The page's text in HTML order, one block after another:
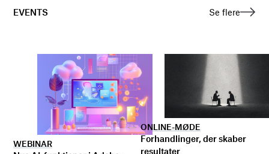
EVENTS Se flere
WEBINAR
ONLINE-MØDE
Forhandlinger, der skaber
resultater